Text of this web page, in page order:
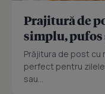
Prajitură de
simplu, pufos
Prăjitura de post cu
perfect pentru zilele
sau...